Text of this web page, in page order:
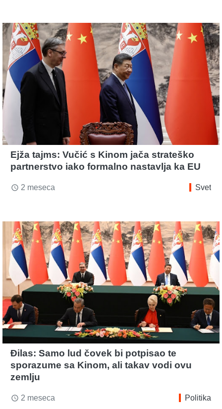
Ejža tajms: Vučić s Kinom jača strateško
partnerstvo iako formalno nastavlja ka EU
access_time 2 meseca Svet
Đilas: Samo lud čovek bi potpisao te
sporazume sa Kinom, ali takav vodi ovu
zemlju
access_time 2 meseca Politika